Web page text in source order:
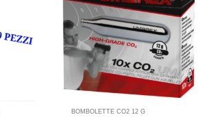
BOMBOLETTE CO2 12 G